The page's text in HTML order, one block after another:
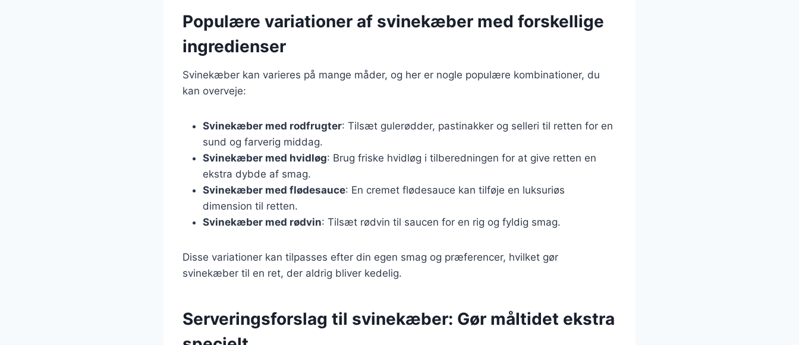
Populære variationer af svinekæber med forskellige
ingredienser
Svinekæber kan varieres på mange måder, og her er nogle populære kombinationer, du
kan overveje:
Svinekæber med rodfrugter: Tilsæt gulerødder, pastinakker og selleri til retten for en
sund og farverig middag.
Svinekæber med hvidløg: Brug friske hvidløg i tilberedningen for at give retten en
ekstra dybde af smag.
Svinekæber med flødesauce: En cremet flødesauce kan tilføje en luksuriøs
dimension til retten.
Svinekæber med rødvin: Tilsæt rødvin til saucen for en rig og fyldig smag.
Disse variationer kan tilpasses efter din egen smag og præferencer, hvilket gør
svinekæber til en ret, der aldrig bliver kedelig.
Serveringsforslag til svinekæber: Gør måltidet ekstra